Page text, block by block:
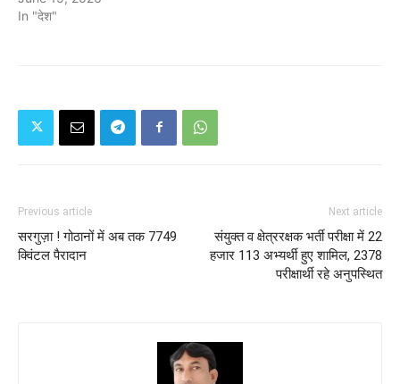
In "देश"
Previous article
सरगुज़ा ! गोठानों में अब तक 7749
क्विंटल पैरादान
Next article
संयुक्त व क्षेत्ररक्षक भर्ती परीक्षा में 22
हजार 113 अभ्यर्थी हुए शामिल, 2378
परीक्षार्थी रहे अनुपस्थित